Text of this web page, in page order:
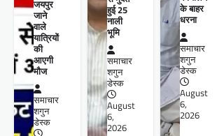
जयपुर
जाने
वाले
यात्रियों
की
आएगी
मौज
समाचार
शगुन
डेस्क
हुई 25
नाली
भूमि
समाचार
शगुन
डेस्क
August
6,
2026
के बाहर
धरना
समाचार
शगुन
डेस्क
August
6,
2026